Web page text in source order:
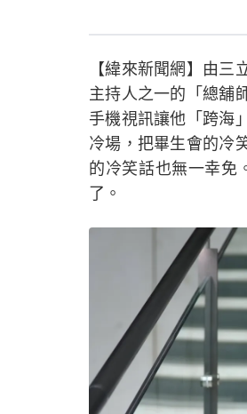
【緯來新聞網】由
主持人之一的「總舖
手機視訊讓他「跨海
冷場，把畢生會的冷
的冷笑話也無一幸免
了。